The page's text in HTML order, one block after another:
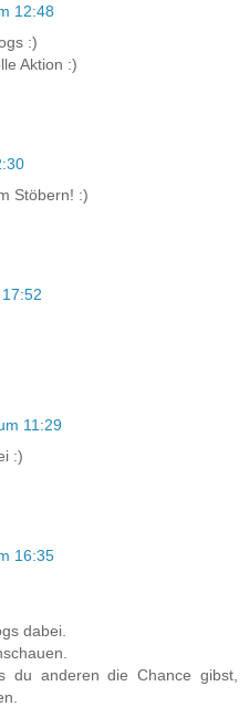
12:48
:)
Aktion :)
Stöbern! :)
11:29
:)
16:35
dabei.
du anderen die Chance gibst,